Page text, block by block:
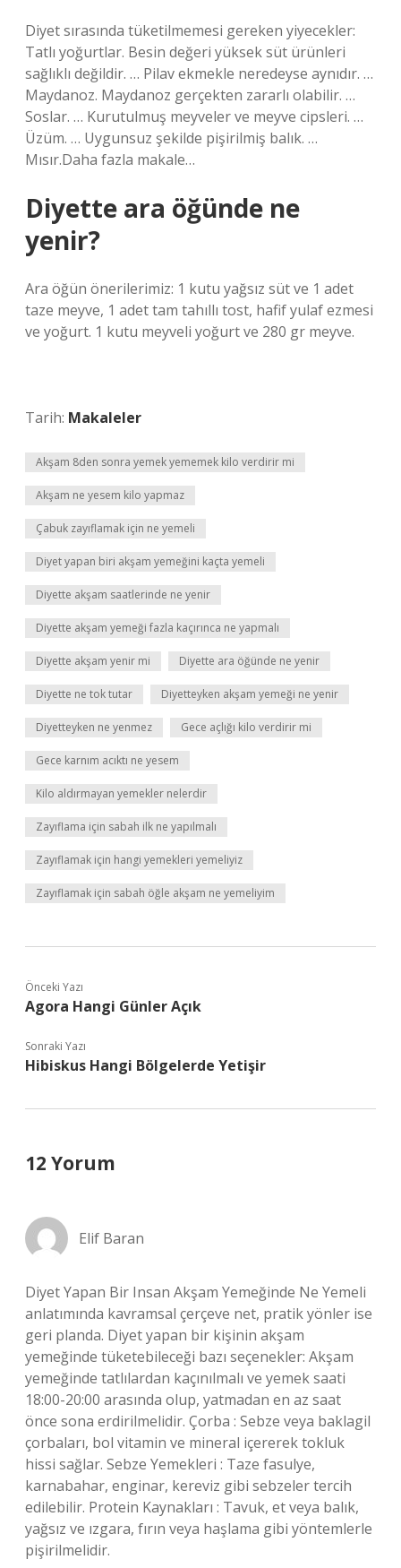
Diyet sırasında tüketilmemesi gereken yiyecekler:
Tatlı yoğurtlar. Besin değeri yüksek süt ürünleri
sağlıklı değildir. … Pilav ekmekle neredeyse aynıdır. …
Maydanoz. Maydanoz gerçekten zararlı olabilir. …
Soslar. … Kurutulmuş meyveler ve meyve cipsleri. …
Üzüm. … Uygunsuz şekilde pişirilmiş balık. …
Mısır.Daha fazla makale…
Diyette ara öğünde ne
yenir?
Ara öğün önerilerimiz: 1 kutu yağsız süt ve 1 adet
taze meyve, 1 adet tam tahıllı tost, hafif yulaf ezmesi
ve yoğurt. 1 kutu meyveli yoğurt ve 280 gr meyve.
Tarih: Makaleler
Akşam 8den sonra yemek yememek kilo verdirir mi
Akşam ne yesem kilo yapmaz
Çabuk zayıflamak için ne yemeli
Diyet yapan biri akşam yemeğini kaçta yemeli
Diyette akşam saatlerinde ne yenir
Diyette akşam yemeği fazla kaçırınca ne yapmalı
Diyette akşam yenir mi Diyette ara öğünde ne yenir
Diyette ne tok tutar Diyetteyken akşam yemeği ne yenir
Diyetteyken ne yenmez Gece açlığı kilo verdirir mi
Gece karnım acıktı ne yesem
Kilo aldırmayan yemekler nelerdir
Zayıflama için sabah ilk ne yapılmalı
Zayıflamak için hangi yemekleri yemeliyiz
Zayıflamak için sabah öğle akşam ne yemeliyim
Önceki Yazı
Agora Hangi Günler Açık
Sonraki Yazı
Hibiskus Hangi Bölgelerde Yetişir
12 Yorum
Elif Baran
Diyet Yapan Bir Insan Akşam Yemeğinde Ne Yemeli
anlatımında kavramsal çerçeve net, pratik yönler ise
geri planda. Diyet yapan bir kişinin akşam
yemeğinde tüketebileceği bazı seçenekler: Akşam
yemeğinde tatlılardan kaçınılmalı ve yemek saati
18:00-20:00 arasında olup, yatmadan en az saat
önce sona erdirilmelidir. Çorba : Sebze veya baklagil
çorbaları, bol vitamin ve mineral içererek tokluk
hissi sağlar. Sebze Yemekleri : Taze fasulye,
karnabahar, enginar, kereviz gibi sebzeler tercih
edilebilir. Protein Kaynakları : Tavuk, et veya balık,
yağsız ve ızgara, fırın veya haşlama gibi yöntemlerle
pişirilmelidir.